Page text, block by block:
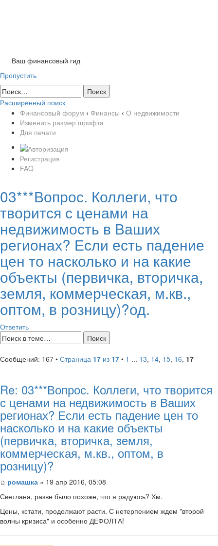
Ваш финансовый гид
Пропустить
Расширенный поиск
Финансовый форум ‹ Финансы ‹ О недвижимости
Изменить размер шрифта
Для печати
Регистрация
FAQ
03***Вопрос. Коллеги, что
творится с ценами на
недвижимость в Ваших
регионах? Если есть падение
цен то насколько и на какие
объекты (первичка, вторичка,
земля, коммерческая, м.кв.,
оптом, в розницу)?од.
Ответить
Сообщений: 167 • Страница 17 из 17 • 1 ... 13, 14, 15, 16, 17
Re: 03***Вопрос. Коллеги, что творится
с ценами на недвижимость в Ваших
регионах? Если есть падение цен то
насколько и на какие объекты
(первичка, вторичка, земля,
коммерческая, м.кв., оптом, в
розницу)?
ромашка » 19 апр 2016, 05:08
Светлана, разве было похоже, что я радуюсь? Хм.
Цены, кстати, продолжают расти. С нетерпением ждем "второй
волны кризиса" и особенно ДЕФОЛТА!